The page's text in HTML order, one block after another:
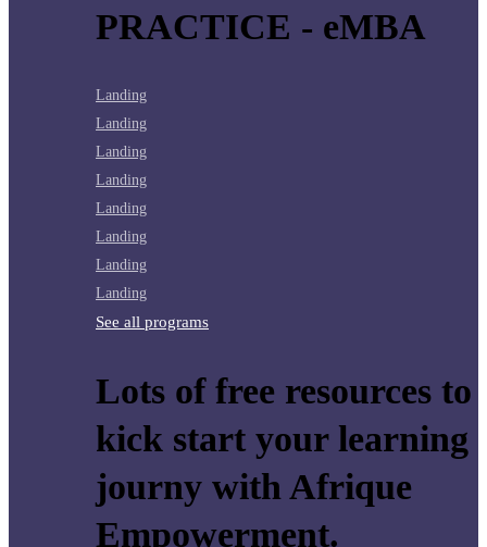
PRACTICE - eMBA
Landing
Landing
Landing
Landing
Landing
Landing
Landing
Landing
See all programs
Lots of free resources to
kick start your learning
journy with Afrique
Empowerment.